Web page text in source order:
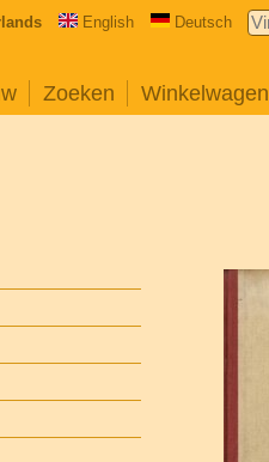
English Deutsch
Zoeken Winkelwagen